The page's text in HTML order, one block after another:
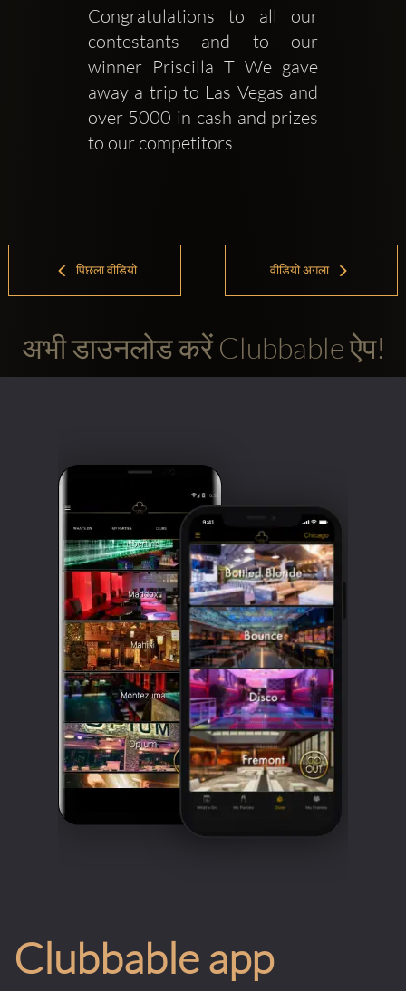
Congratulations to all our
contestants and to our
winner Priscilla T We gave
away a trip to Las Vegas and
over 5000 in cash and prizes
to our competitors
पिछला वीडियो वीडियो अगला
अभी डाउनलोड करें Clubbable ऐप!
Clubbable app